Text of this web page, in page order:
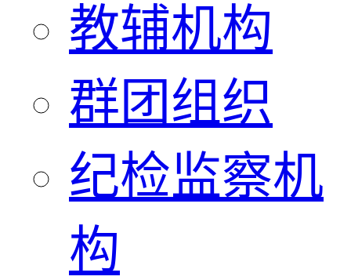
教辅机构
群团组织
纪检监察机
构